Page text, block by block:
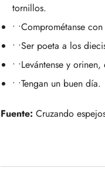
tornillos.
• •Comprométanse
• •Ser poeta a los
• •Levántense y
• •Tengan un buen día.
Fuente: Cruzando